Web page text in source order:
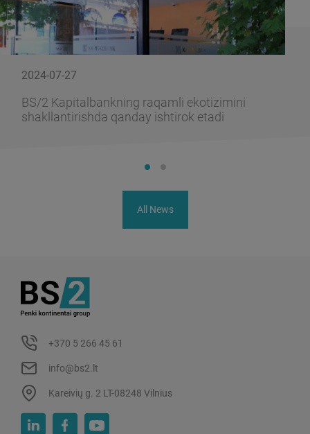
2024-07-27
BS/2 Kapitalbankning raqamli ekotizimini
shakllantirishda qanday ishtirok etadi
All News
+370 5 266 45 61
info@bs2.lt
Kareivių g. 2 LT-08248 Vilnius